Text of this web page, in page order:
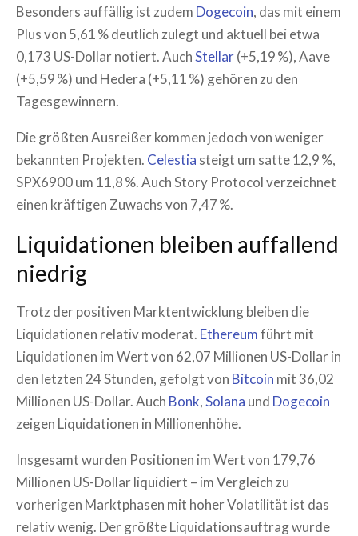
Besonders auffällig ist zudem Dogecoin, das mit einem
Plus von 5,61 % deutlich zulegt und aktuell bei etwa
0,173 US-Dollar notiert. AuchStellar(+5,19 %), Aave
(+5,59 %) und Hedera (+5,11 %) gehören zu den
Tagesgewinnern.
Die größten Ausreißer kommen jedoch von weniger
bekannten Projekten. Celestia steigt um satte 12,9 %,
SPX6900 um 11,8 %. Auch Story Protocol verzeichnet
einen kräftigen Zuwachs von 7,47 %.
Liquidationen bleiben auffallend
niedrig
Trotz der positiven Marktentwicklung bleiben die
Liquidationen relativ moderat. Ethereumführt mit
Liquidationen im Wert von 62,07 Millionen US-Dollar in
den letzten 24 Stunden, gefolgt von Bitcoin mit 36,02
Millionen US-Dollar. Auch Bonk,Solana und Dogecoin
zeigen Liquidationen in Millionenhöhe.
Insgesamt wurden Positionen im Wert von 179,76
Millionen US-Dollar liquidiert – im Vergleich zu
vorherigen Marktphasen mit hoher Volatilität ist das
relativ wenig. Der größte Liquidationsauftrag wurde